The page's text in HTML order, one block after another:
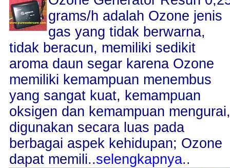
grams/h adalah Ozone jenis
gas yang tidak berwarna,
tidak beracun, memiliki sedikit
aroma daun segar karena Ozone
memiliki kemampuan menembus
yang sangat kuat, kemampuan
oksigen dan kemampuan mengurai,
digunakan secara luas pada
berbagai aspek kehidupan; Ozone
dapat memili..selengkapnya..